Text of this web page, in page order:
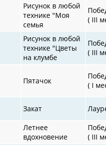
Рисунок в любой
технике "Моя
семья
( III
Рисунок в любой
технике "Цветы
на клумбе
( III
Пятачок
( I
Закат
Летнее
вдохновение
( III